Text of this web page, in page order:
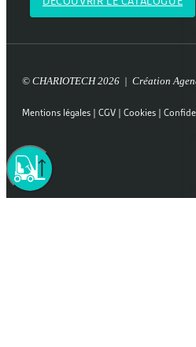
© CHARIOTECH 2026 | Création
Mentions légales | CGV | Cookies |